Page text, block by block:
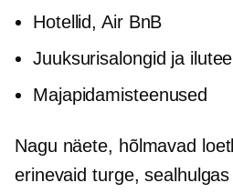
Hotellid, Air BnB
Juuksurisalongid ja
Majapidamisteenused
Nagu näete, hõlmavad
erinevaid turge,